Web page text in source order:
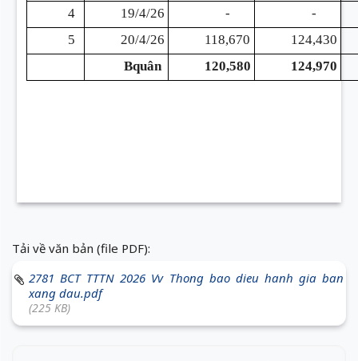
4
19/4/26 -
-
5
20/4/26 118,670
124,430
Bquân
120,580 124,970
Tải về văn bản (file PDF):
2781 BCT TTTN 2026 Vv Thong bao dieu hanh gia ban
xang dau.pdf
(225 KB)